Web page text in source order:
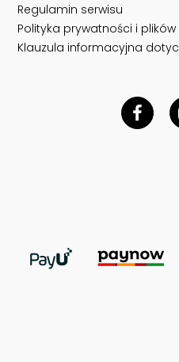
Regulamin serwisu
Polityka prywatności i
Klauzula informacyjna